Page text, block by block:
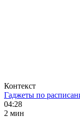
Контекст
Гаджеты по
04:28
2 мин